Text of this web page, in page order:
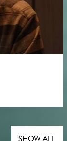
SHOW ALL